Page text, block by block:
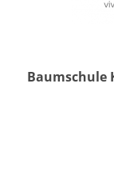
Baumschule